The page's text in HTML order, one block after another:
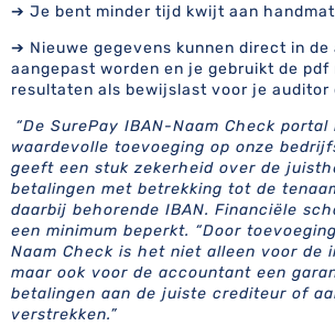
➔ Je bent minder tijd kwijt aan
➔ Nieuwe gegevens kunnen direct in
aangepast worden en je gebruikt de
resultaten als bewijslast voor je
“De SurePay IBAN-Naam Check portal
waardevolle toevoeging op onze
geeft een stuk zekerheid over de
betalingen met betrekking tot de
daarbij behorende IBAN. Financiële
een minimum beperkt. “Door
Naam Check is het niet alleen voor de
maar ook voor de accountant een
betalingen aan de juiste crediteur of
verstrekken.”